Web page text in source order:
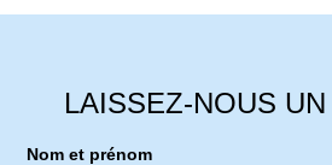
LAISSEZ-NOUS
Nom et prénom